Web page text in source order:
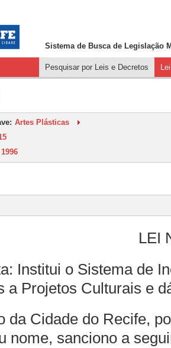
Sistema de Busca de Legislação
Pesquisar por Leis e Decretos
Artes Plásticas
1996
LEI
Institui o Sistema de
a Projetos Culturais e
da Cidade do Recife,
nome, sanciono a